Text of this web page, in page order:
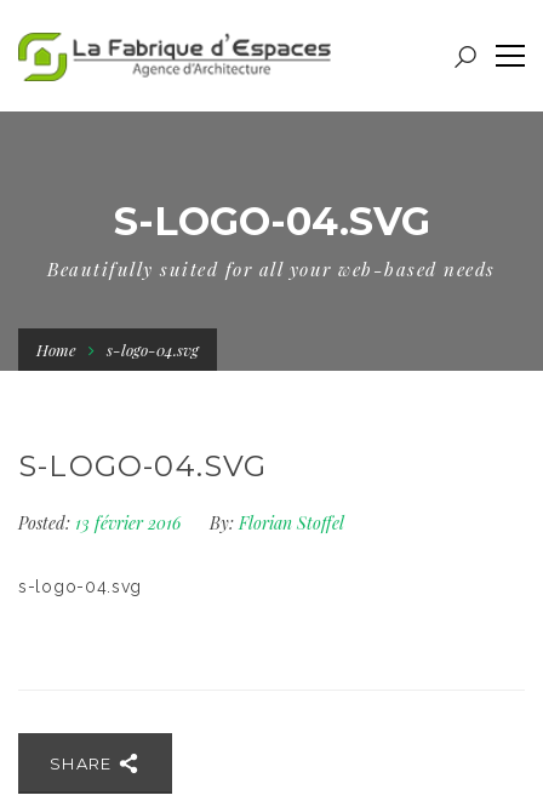
S-LOGO-04.SVG
Beautifully suited for all your web-based needs
Home s-logo-04.svg
S-LOGO-04.SVG
Posted: 13 février 2016 By: Florian Stoffel
s-logo-04.svg
SHARE